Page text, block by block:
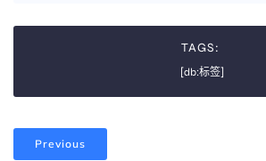
TAGS:
[db:标签]
Previous